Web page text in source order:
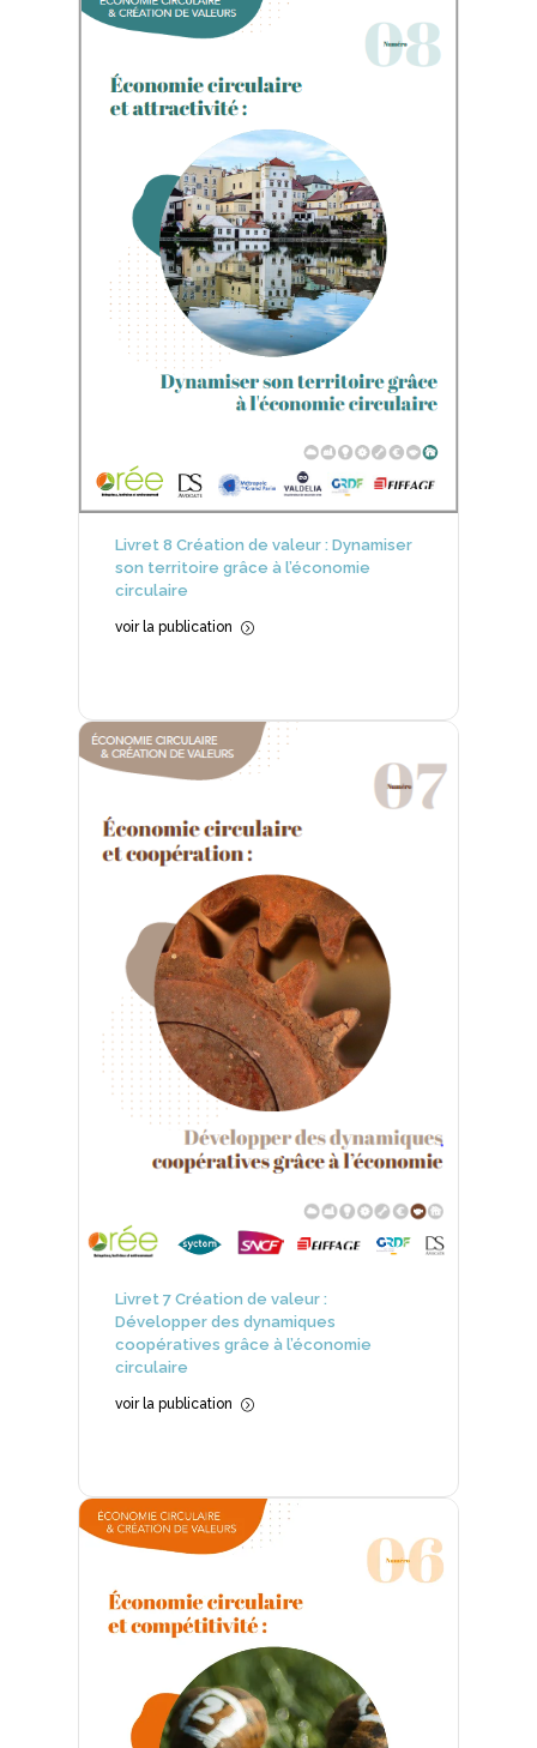
Livret 8 Création de valeur : Dynamiser
son territoire grâce à l’économie
circulaire
voir la publication =
Livret 7 Création de valeur :
Développer des dynamiques
coopératives grâce à l’économie
circulaire
voir la publication =